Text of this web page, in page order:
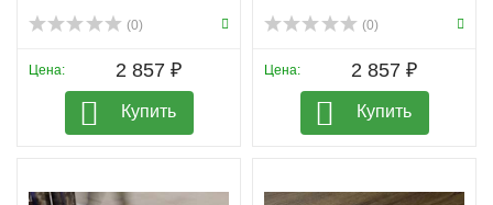
(0)
Цена: 2 857 ₽
Купить
(0)
Цена: 2 857 ₽
Купить